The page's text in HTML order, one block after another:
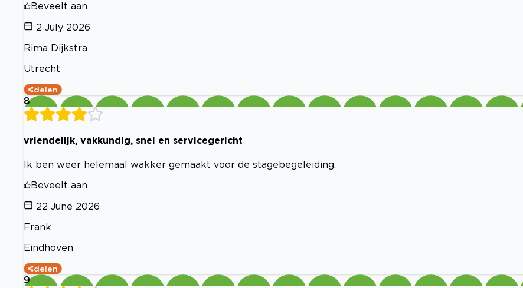
Beveelt aan
2 July 2026
Rima Dijkstra
Utrecht
delen
8
vriendelijk, vakkundig, snel en servicegericht
Ik ben weer helemaal wakker gemaakt voor de stagebegeleiding.
Beveelt aan
22 June 2026
Frank
Eindhoven
delen
9